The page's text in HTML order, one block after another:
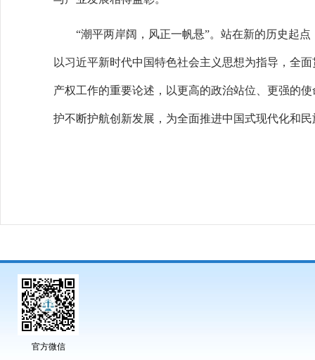
“潮平两岸阔，风正一帆悬”。站在新的历史起点
以习近平新时代中国特色社会主义思想为指导，全
产权工作的重要论述，以更高的政治站位、更强的
护不断护航创新发展，为全面推进中国式现代化和
官方微信